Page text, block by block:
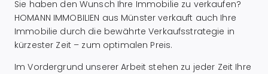
Sie haben den Wunsch Ihre Immobilie zu verkaufen?
HOMANN IMMOBILIEN aus Münster verkauft auch Ihre
Immobilie durch die bewährte Verkaufsstrategie in
kürzester Zeit – zum optimalen Preis.
Im Vordergrund unserer Arbeit stehen zu jeder Zeit Ihre